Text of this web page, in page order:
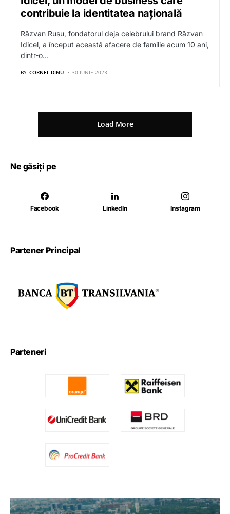
contribuie la identitatea națională
Răzvan Rusu, fondatorul deja celebrului brand Răzvan
Idicel, a început această afacere de familie acum 10 ani,
dintr-o…
BY CORNEL DINU 30 IUNIE 2023
Load More
Ne găsiți pe
Facebook LinkedIn Instagram
Partener Principal
Parteneri